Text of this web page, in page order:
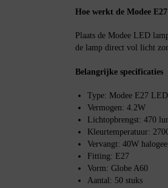
Hoe werkt de Modee
Plaats de Modee LED
de lamp direct vol licht
Belangrijke specificaties
Type: Modee E27
Vermogen: 4.2W
Lichtopbrengst: 470
Kleurtemperatuur:
Vervangt: 40W
Fitting: E27
Vorm: Globe A60
Aantal: 50 stuks